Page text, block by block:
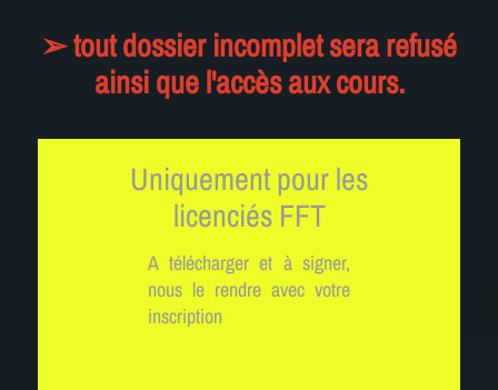
➢ tout dossier incomplet sera refusé
ainsi que l'accès aux cours.
Uniquement pour les
licenciés FFT
A télécharger et à signer,
nous le rendre avec votre
inscription